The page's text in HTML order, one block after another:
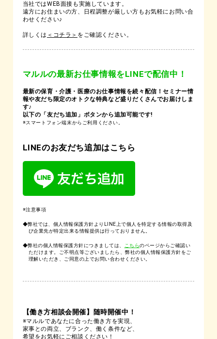
当社ではWEB面接も実施しています。
遠方にお住まいの方、日程調整が厳しい方もお気軽にお問い合
わせください♪
詳しくは ＜コチラ＞ をご確認ください。
マルルの最新お仕事情報をLINEで配信中！
最新の保育・介護・医療のお仕事情報を続々配信！セミナー情
報や友だち限定のオトクな特典など盛りだくさんでお届けしま
す♪
以下の「友だち追加」ボタンから追加可能です!
※スマートフォン端末からご利用ください。
LINEのお友だち追加はこちら
※注意事項
◆弊社では、個人情報保護方針よりLINE上で個人を特定する情報の取得及
び企業先が特定出来る情報提供は行っておりません。
◆弊社の個人情報保護方針につきましては、 こちらのページからご確認い
ただけます。ご不明点等ございましたら、弊社の個人情報保護方針をご
理解いただき、ご同意の上でお問い合わせください。
【働き方相談会開催】随時開催中！
※マルルであなたに合った働き方を実現、
家事との両立、ブランク、働く条件など、
希望をお気軽にご相談ください！